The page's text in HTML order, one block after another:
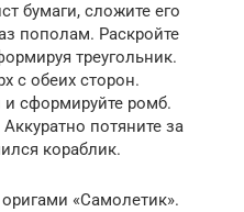
бумаги, сложите его
пополам. Раскройте
треугольник.
с обеих сторон.
сформируйте ромб.
потяните за
кораблик.
«Самолетик».